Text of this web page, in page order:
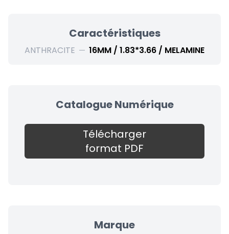
Caractéristiques
ANTHRACITE 16MM / 1.83*3.66 / MELAMINE
Catalogue Numérique
Télécharger
format PDF
Marque